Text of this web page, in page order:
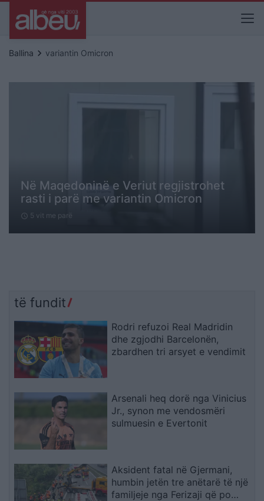
Ballina keyboard_arrow_right variantin Omicron
Në Maqedoninë e Veriut regjistrohet
rasti i parë me variantin Omicron
schedule 5 vit me parë
të fundit
Rodri refuzoi Real Madridin
dhe zgjodhi Barcelonën,
zbardhen tri arsyet e vendimit
Arsenali heq dorë nga Vinicius
Jr., synon me vendosmëri
sulmuesin e Evertonit
Aksident fatal në Gjermani,
humbin jetën tre anëtarë të një
familjeje nga Ferizaji që po